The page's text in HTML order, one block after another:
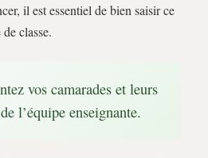
il est essentiel de bien saisir ce
classe.
vos camarades et leurs
l’équipe enseignante.